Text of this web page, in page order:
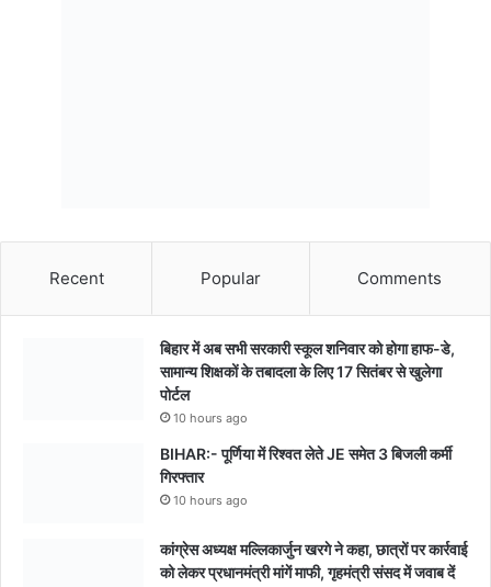
Recent Popular Comments
बिहार में अब सभी सरकारी स्कूल शनिवार को होगा हाफ-डे,
सामान्य शिक्षकों के तबादला के लिए 17 सितंबर से खुलेगा
पोर्टल
10 hours ago
BIHAR:- पूर्णिया में रिश्वत लेते JE समेत 3 बिजली कर्मी
गिरफ्तार
10 hours ago
कांग्रेस अध्यक्ष मल्लिकार्जुन खरगे ने कहा, छात्रों पर कार्रवाई
को लेकर प्रधानमंत्री मांगें माफी, गृहमंत्री संसद में जवाब दें